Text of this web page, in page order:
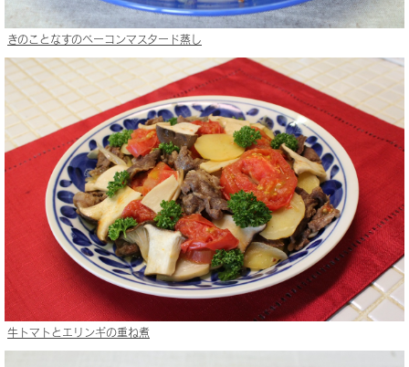
きのことなすのベーコンマスタード蒸し
牛トマトとエリンギの重ね煮